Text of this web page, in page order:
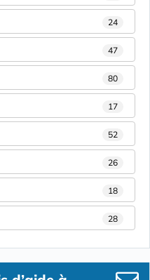
24
47
80
17
52
26
18
28